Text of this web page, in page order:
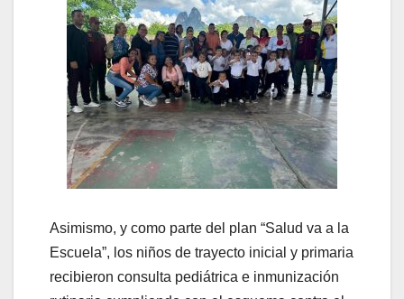
Asimismo, y como parte del plan “Salud va a la
Escuela”, los niños de trayecto inicial y primaria
recibieron consulta pediátrica e inmunización